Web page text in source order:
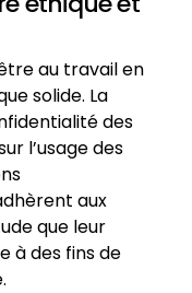
au travail en
solide. La
des
l’usage des
aux
que leur
à des fins de